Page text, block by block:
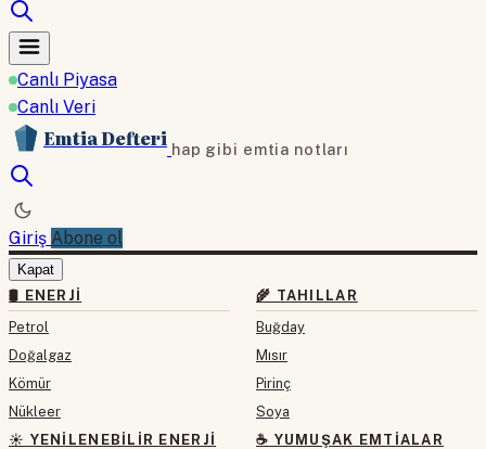
Canlı Piyasa
Canlı Veri
Emtia Defteri hap gibi emtia notları
Giriş Abone ol
Kapat
🛢 ENERJI
Petrol
Doğalgaz
Kömür
Nükleer
☀️ YENILENEBILIR ENERJI
🌾 TAHILLAR
Buğday
Mısır
Pirinç
Soya
☕ YUMUŞAK EMTIALAR